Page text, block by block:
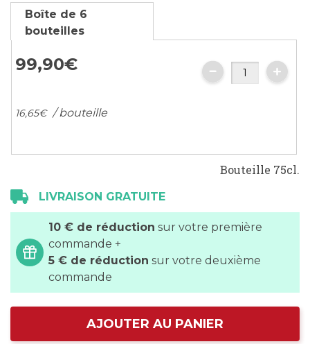
beginning
the
images
gallery
Boîte de 6
bouteilles
99,90€
16,65€ / bouteille
Bouteille 75cl.
LIVRAISON GRATUITE
10 € de réduction sur votre première
commande +
5 € de réduction sur votre deuxième
commande
AJOUTER AU PANIER